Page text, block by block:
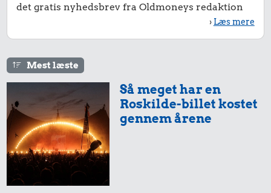
det gratis nyhedsbrev fra Oldmoneys redaktion
› Læs mere
Mest læste
Så meget har en
Roskilde-billet kostet
gennem årene